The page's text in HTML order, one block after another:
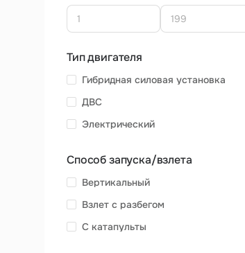
Тип двигателя
Гибридная силовая установка
ДВС
Электрический
Способ запуска/взлета
Вертикальный
Взлет с разбегом
С катапульты